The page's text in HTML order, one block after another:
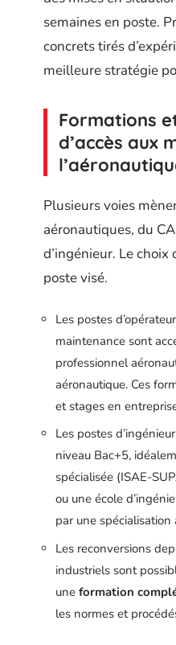
semaines en poste.
concrets tirés
meilleure stratégie
Formations
d’accès aux
Plusieurs voies
aéronautiques, du
d’ingénieur. Le
poste visé.
Les postes
maintenance sont
professionnel
aéronautique. Ces
et stages en
Les postes
niveau Bac+5,
spécialisée (ISAE-
ou une école
par une spécialisation
Les reconversions
industriels sont
une formation
les normes et